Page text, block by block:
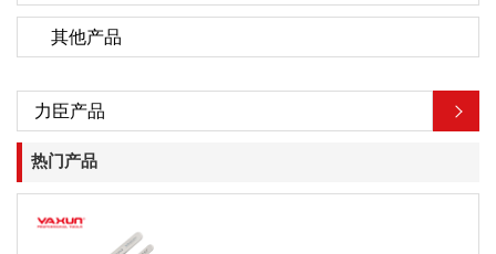
其他产品
力臣产品
热门产品